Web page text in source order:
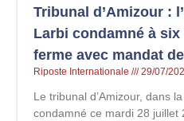
Tribunal d’Amizour :
Larbi condamné à
ferme avec mandat
Riposte Internationale 29/07/
Le tribunal d’Amizour, dans
condamné ce mardi 28 juillet